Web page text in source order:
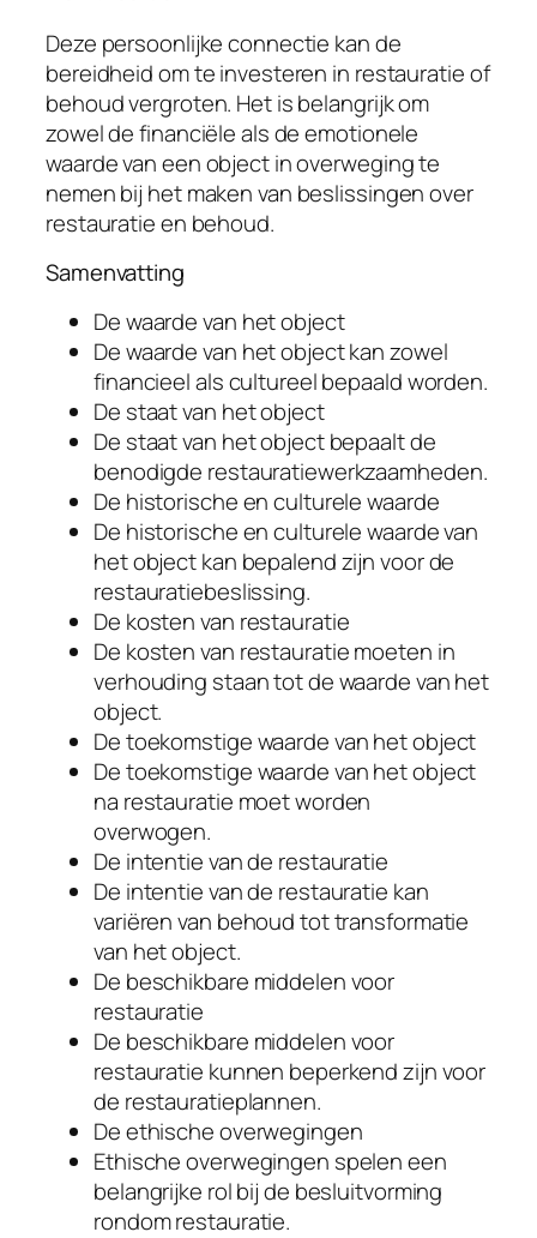
Deze persoonlijke connectie kan de
bereidheid om te investeren in restauratie of
behoud vergroten. Het is belangrijk om
zowel de financiële als de emotionele
waarde van een object in overweging te
nemen bij het maken van beslissingen over
restauratie en behoud.
Samenvatting
De waarde van het object
De waarde van het object kan zowel
financieel als cultureel bepaald worden.
De staat van het object
De staat van het object bepaalt de
benodigde restauratiewerkzaamheden.
De historische en culturele waarde
De historische en culturele waarde van
het object kan bepalend zijn voor de
restauratiebeslissing.
De kosten van restauratie
De kosten van restauratie moeten in
verhouding staan tot de waarde van het
object.
De toekomstige waarde van het object
De toekomstige waarde van het object
na restauratie moet worden
overwogen.
De intentie van de restauratie
De intentie van de restauratie kan
variëren van behoud tot transformatie
van het object.
De beschikbare middelen voor
restauratie
De beschikbare middelen voor
restauratie kunnen beperkend zijn voor
de restauratieplannen.
De ethische overwegingen
Ethische overwegingen spelen een
belangrijke rol bij de besluitvorming
rondom restauratie.